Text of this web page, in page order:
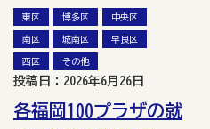
東区 博多区 中央区
南区 城南区 早良区
西区 その他
投稿日：2026年6月26日
各福岡100プラザの就